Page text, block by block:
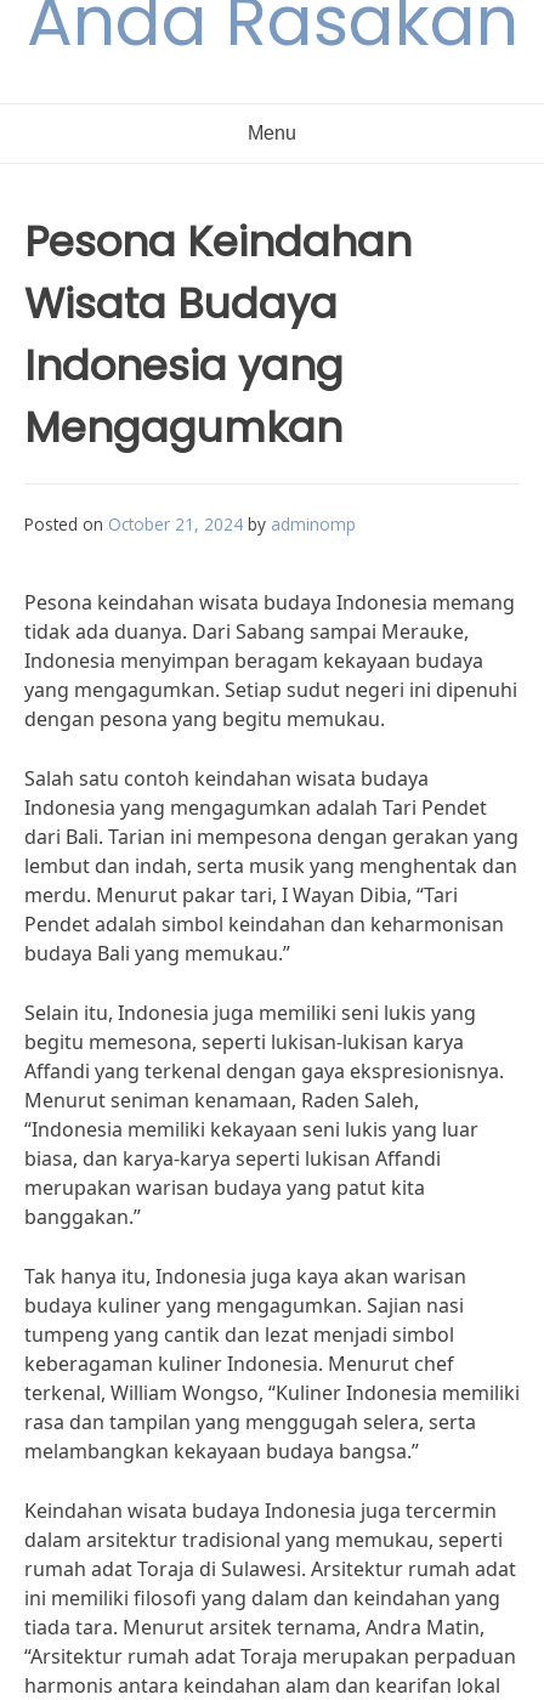
Anda Rasakan
Menu
Pesona Keindahan
Wisata Budaya
Indonesia yang
Mengagumkan
Posted on October 21, 2024 by adminomp
Pesona keindahan wisata budaya Indonesia memang
tidak ada duanya. Dari Sabang sampai Merauke,
Indonesia menyimpan beragam kekayaan budaya
yang mengagumkan. Setiap sudut negeri ini dipenuhi
dengan pesona yang begitu memukau.
Salah satu contoh keindahan wisata budaya
Indonesia yang mengagumkan adalah Tari Pendet
dari Bali. Tarian ini mempesona dengan gerakan yang
lembut dan indah, serta musik yang menghentak dan
merdu. Menurut pakar tari, I Wayan Dibia, “Tari
Pendet adalah simbol keindahan dan keharmonisan
budaya Bali yang memukau.”
Selain itu, Indonesia juga memiliki seni lukis yang
begitu memesona, seperti lukisan-lukisan karya
Affandi yang terkenal dengan gaya ekspresionisnya.
Menurut seniman kenamaan, Raden Saleh,
“Indonesia memiliki kekayaan seni lukis yang luar
biasa, dan karya-karya seperti lukisan Affandi
merupakan warisan budaya yang patut kita
banggakan.”
Tak hanya itu, Indonesia juga kaya akan warisan
budaya kuliner yang mengagumkan. Sajian nasi
tumpeng yang cantik dan lezat menjadi simbol
keberagaman kuliner Indonesia. Menurut chef
terkenal, William Wongso, “Kuliner Indonesia memiliki
rasa dan tampilan yang menggugah selera, serta
melambangkan kekayaan budaya bangsa.”
Keindahan wisata budaya Indonesia juga tercermin
dalam arsitektur tradisional yang memukau, seperti
rumah adat Toraja di Sulawesi. Arsitektur rumah adat
ini memiliki filosofi yang dalam dan keindahan yang
tiada tara. Menurut arsitek ternama, Andra Matin,
“Arsitektur rumah adat Toraja merupakan perpaduan
harmonis antara keindahan alam dan kearifan lokal